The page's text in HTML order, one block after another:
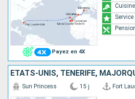
Payez en 4X
Sun Princess 15 j Fort